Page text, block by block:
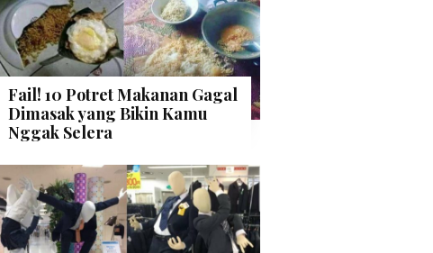
Fail! 10 Potret Makanan Gagal
Dimasak yang Bikin Kamu
Nggak Selera